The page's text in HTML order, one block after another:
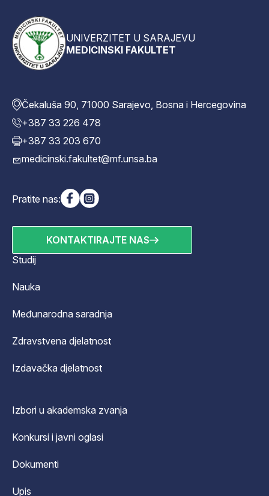
UNIVERZITET U SARAJEVU
MEDICINSKI FAKULTET
Čekaluša 90, 71000 Sarajevo, Bosna i Hercegovina
+387 33 226 478
+387 33 203 670
medicinski.fakultet@mf.unsa.ba
Pratite nas:
KONTAKTIRAJTE NAS
Studij
Nauka
Međunarodna saradnja
Zdravstvena djelatnost
Izdavačka djelatnost
Izbori u akademska zvanja
Konkursi i javni oglasi
Dokumenti
Upis